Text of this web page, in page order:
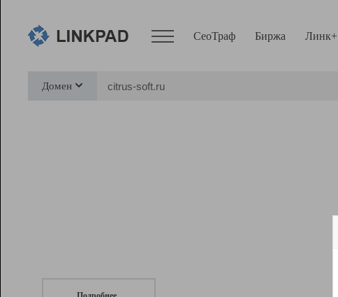
СеоТраф Биржа Линк+
Домен